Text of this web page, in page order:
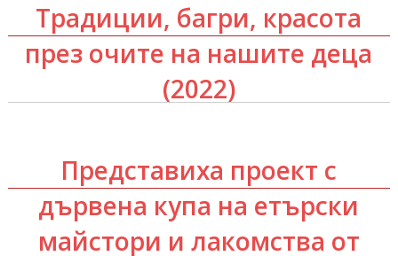
Традиции, багри, красота
през очите на нашите деца
(2022)
Представиха проект с
дървена купа на етърски
майстори и лакомства от